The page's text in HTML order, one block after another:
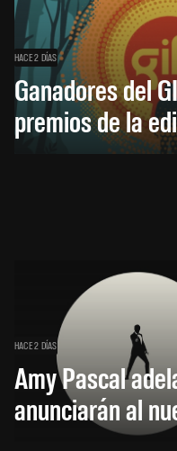
HACE 2 DÍAS
Ganadores del
premios de la
HACE 2 DÍAS
Amy Pascal
anunciarán al